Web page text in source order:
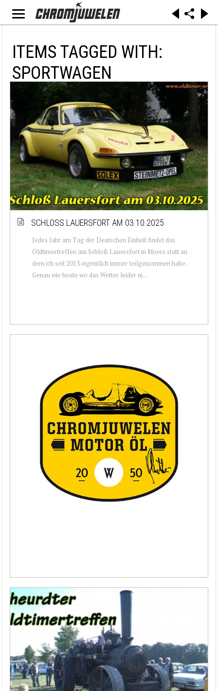
ITEMS TAGGED WITH:
SPORTWAGEN
SCHLOSS LAUERSFORT AM 03.10.2025
Jedes Jahr am Tag der Deutschen Einheit findet das
Oldtimertreffen am Schloß Lauersfort in Moers statt an
dem ich seit 2013 eigentlich immer teilgenommen habe.
Genau wie heute wo das Wetter leider ni...